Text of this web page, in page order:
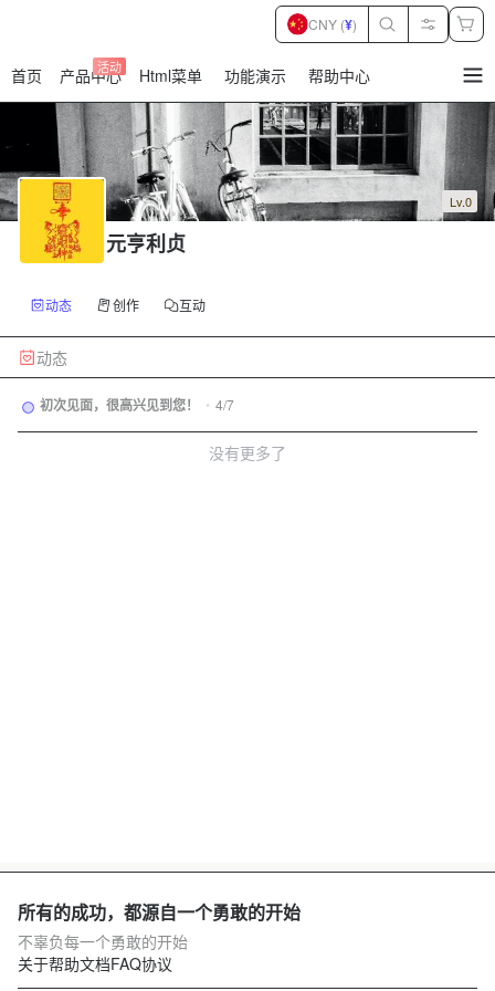
首页 产品中心
活动 Html菜单 功能演示 帮助中心
CNY (¥)
Lv.0
元亨利贞
动态 创作 互动
动态
初次见面，很高兴见到您！ • 4/7
没有更多了
所有的成功，都源自一个勇敢的开始
不辜负每一个勇敢的开始
关于帮助文档FAQ协议